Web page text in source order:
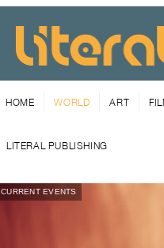
HOME WORLD ART
LITERAL PUBLISHING
CURRENT EVENTS